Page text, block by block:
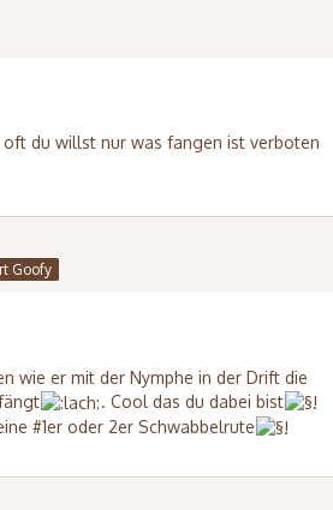
du willst nur was fangen ist verboten
Goofy
wie er mit der Nymphe in der Drift die
. Cool das du dabei bist
#1er oder 2er Schwabbelrute